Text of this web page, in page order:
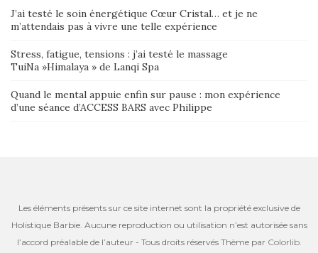
J’ai testé le soin énergétique Cœur Cristal… et je ne
m’attendais pas à vivre une telle expérience
Stress, fatigue, tensions : j’ai testé le massage
TuiNa »Himalaya » de Lanqi Spa
Quand le mental appuie enfin sur pause : mon expérience
d’une séance d’ACCESS BARS avec Philippe
Les éléments présents sur ce site internet sont la propriété exclusive de
Holistique Barbie. Aucune reproduction ou utilisation n’est autorisée sans
l’accord préalable de l’auteur - Tous droits réservés Thème par Colorlib.